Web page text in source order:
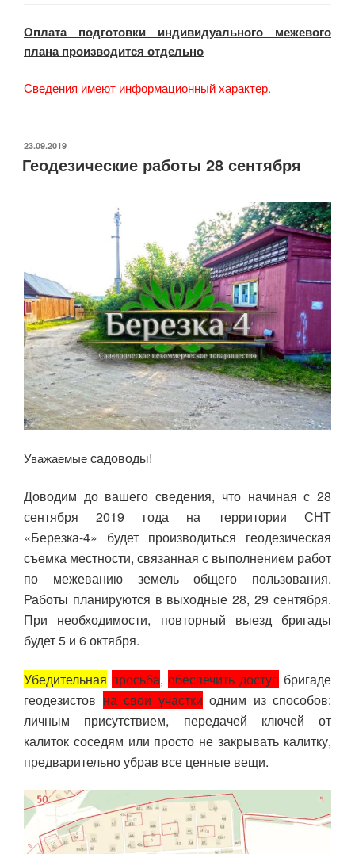
Оплата подготовки индивидуального межевого
плана производится отдельно
Сведения имеют информационный характер.
ОПУБЛИКОВАНО
23.09.2019
Геодезические работы 28 сентября
Уважаемыесадоводы!
Доводим до вашего сведения, что начиная с 28
сентября 2019 года на территории СНТ
«Березка-4» будет производиться геодезическая
съемка местности, связанная с выполнением работ
по межеванию земель общего пользования.
Работы планируются в выходные 28, 29 сентября.
При необходимости, повторный выезд бригады
будет 5 и 6 октября.
Убедительная просьба, обеспечить доступ бригаде
геодезистов на свои участки одним из способов:
личным присутствием, передачей ключей от
калиток соседям или просто не закрывать калитку,
предварительно убрав все ценные вещи.